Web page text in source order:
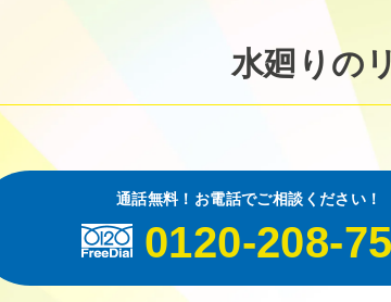
水廻りの
通話無料！お電話でご相談ください！
0120-208-